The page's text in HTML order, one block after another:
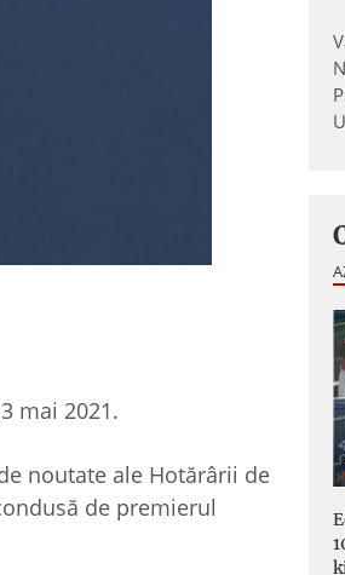
mai 2021.
noutate ale Hotărârii de
de premierul